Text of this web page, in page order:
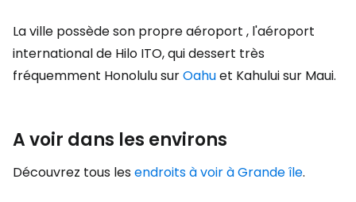
La ville possède son propre aéroport , l'aéroport
international de Hilo ITO, qui dessert très
fréquemment Honolulu surOahuet Kahului sur Maui.
A voir dans les environs
Découvrez tous lesendroits à voir à Grande île.